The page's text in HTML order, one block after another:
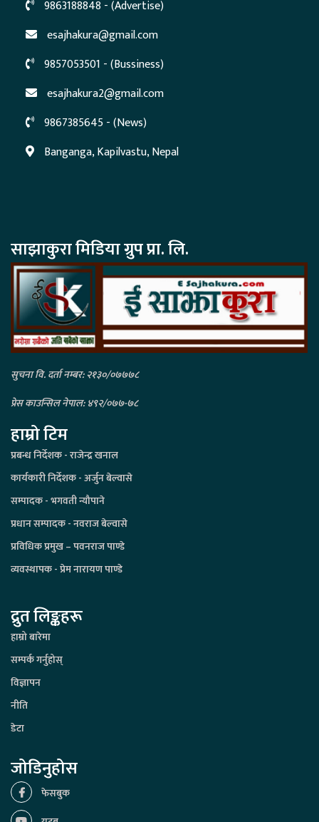
9863188848 - (Advertise)
esajhakura@gmail.com
9857053501 - (Bussiness)
esajhakura2@gmail.com
9867385645 - (News)
Banganga, Kapilvastu, Nepal
साझाकुरा मिडिया ग्रुप प्रा. लि.
सुचना वि. दर्ता नम्बर: २१३०/०७७७८
प्रेस काउन्सिल नेपाल: ४९२/०७७-७८
हाम्रो टिम
प्रबन्ध निर्देशक - राजेन्द्र खनाल
कार्यकारी निर्देशक - अर्जुन बेल्वासे
सम्पादक - भगवती न्यौपाने
प्रधान सम्पादक - नवराज बेल्वासे
प्रविधिक प्रमुख – पवनराज पाण्डे
व्यवस्थापक - प्रेम नारायण पाण्डे
द्रुत लिङ्कहरू
हाम्रो बारेमा
सम्पर्क गर्नुहोस्
विज्ञापन
नीति
डेटा
जोडिनुहोस
फेसबुक